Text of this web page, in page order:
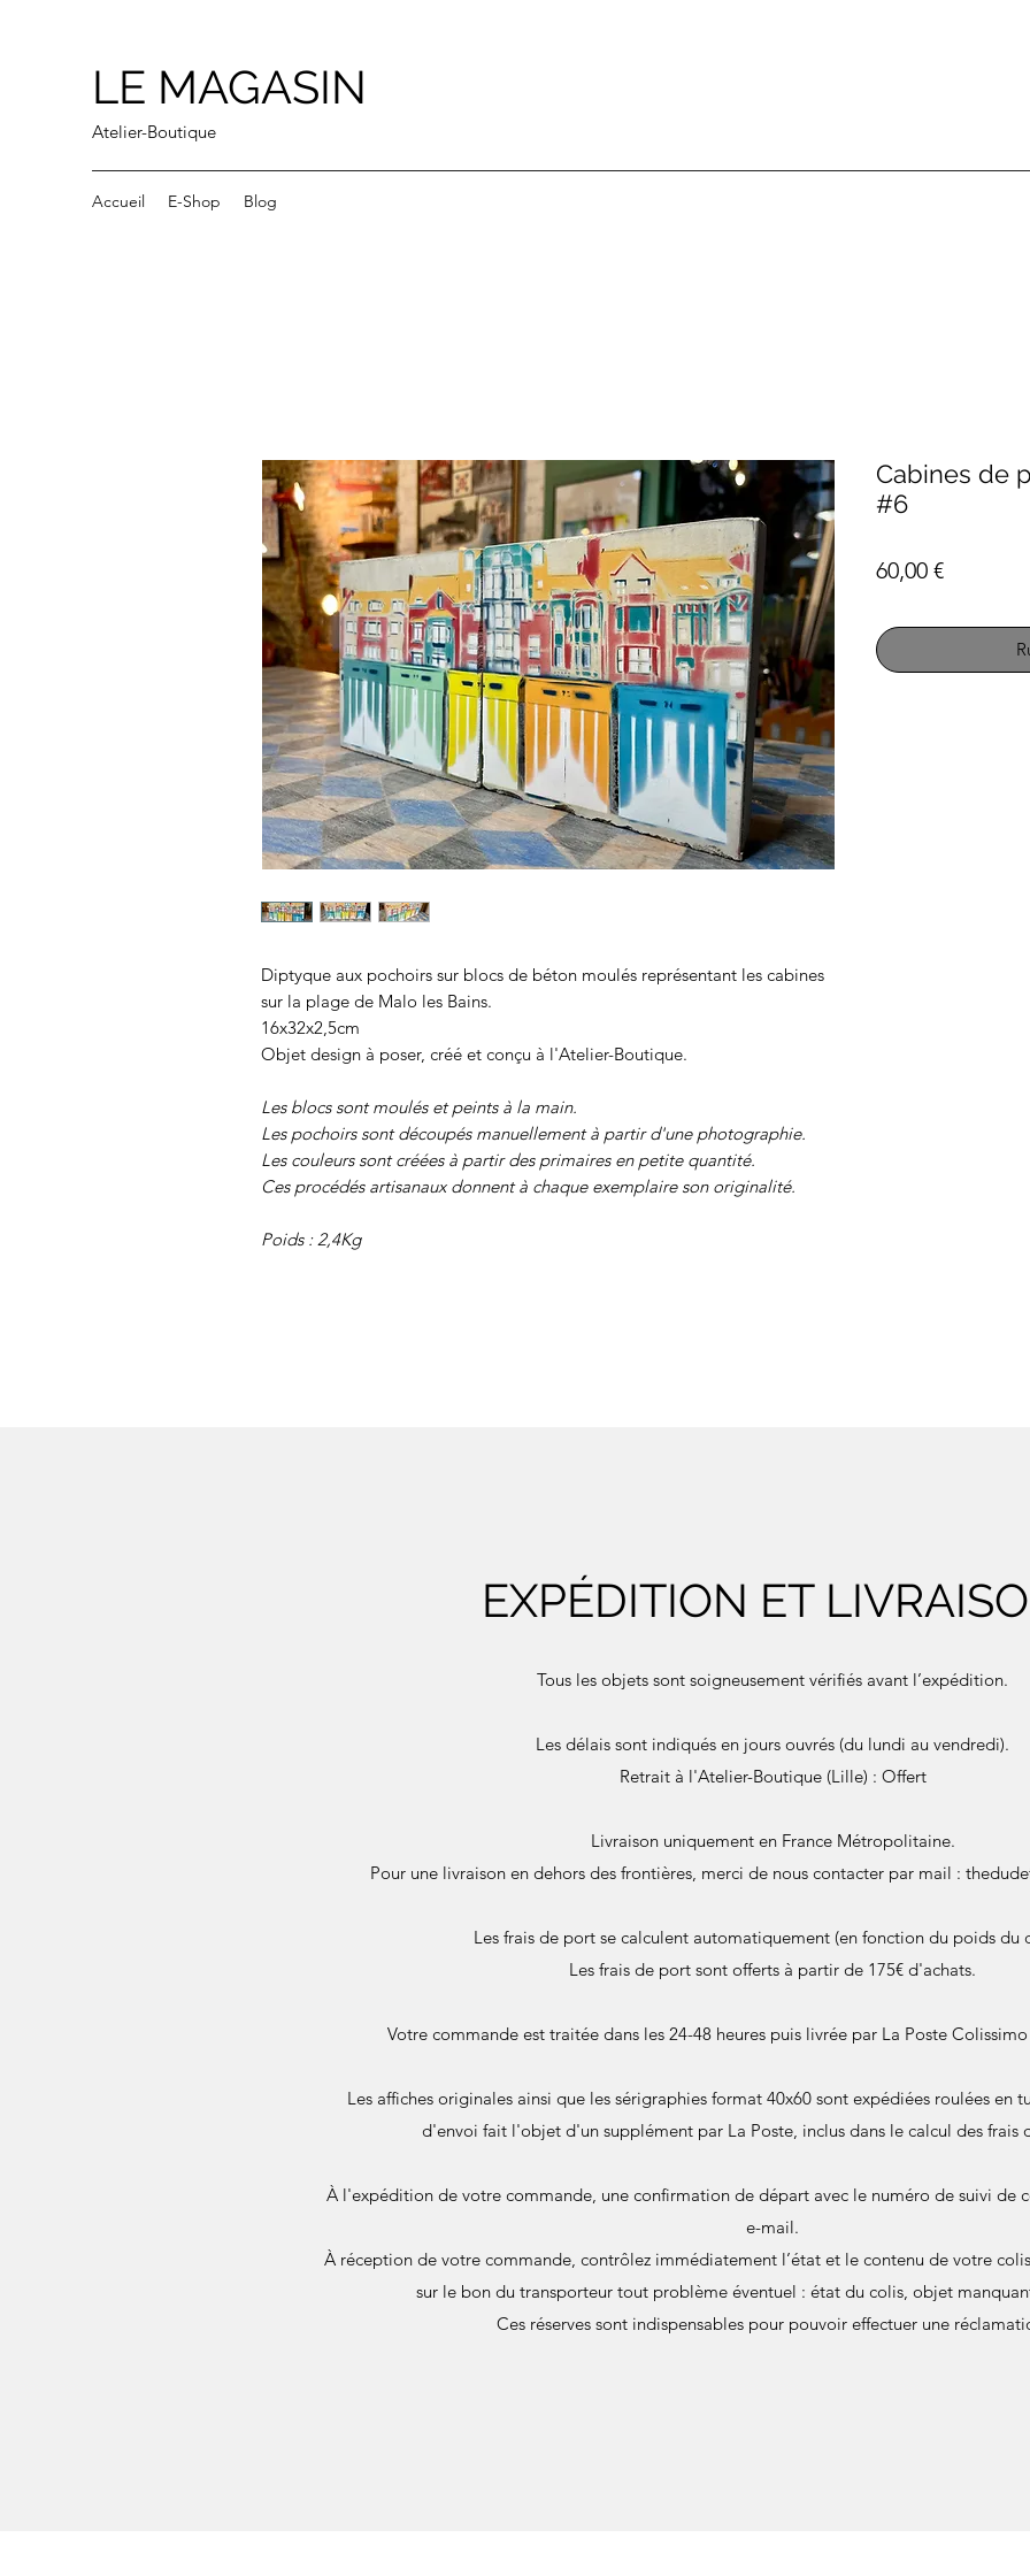
LE MAGASIN
Atelier-Boutique
Accueil E-Shop Blog
Diptyque aux pochoirs sur blocs de béton moulés représentant les cabines
sur la plage de Malo les Bains.
16x32x2,5cm
Objet design à poser, créé et conçu à l'Atelier-Boutique.
Les blocs sont moulés et peints à la main.
Les pochoirs sont découpés manuellement à partir d'une photographie.
Les couleurs sont créées à partir des primaires en petite quantité.
Ces procédés artisanaux donnent à chaque exemplaire son originalité.
Poids : 2,4Kg
Cabines de
#6
60,00 €Prix
EXPÉDITION ET
Tous les objets sont soigneusement vérifiés avant l’expédition.
Les délais sont indiqués en jours ouvrés (du lundi au vendredi).
Retrait à l'Atelier-Boutique (Lille) : Offert
Livraison uniquement en France Métropolitaine.
Pour une livraison en dehors des frontières, merci de nous contacter par mail :
Les frais de port se calculent automatiquement (en fonction du poids du
Les frais de port sont offerts à partir de 175€ d'achats.
Votre commande est traitée dans les 24-48 heures puis livrée par La Poste
Les affiches originales ainsi que les sérigraphies format 40x60 sont expédiées roulées en
d'envoi fait l'objet d'un supplément par La Poste, inclus dans le calcul des frais
À l'expédition de votre commande, une confirmation de départ avec le numéro de suivi de
e-mail.
À réception de votre commande, contrôlez immédiatement l’état et le contenu de votre
sur le bon du transporteur tout problème éventuel : état du colis, objet
Ces réserves sont indispensables pour pouvoir effectuer une